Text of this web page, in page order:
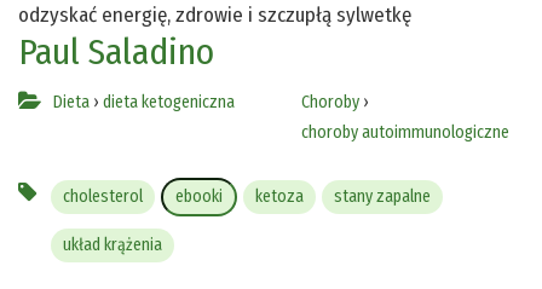
odzyskać energię, zdrowie i szczupłą sylwetkę
Paul Saladino
Dieta › dieta ketogeniczna Choroby›
choroby autoimmunologiczne
cholesterol ebooki ketoza stany zapalne
układ krążenia